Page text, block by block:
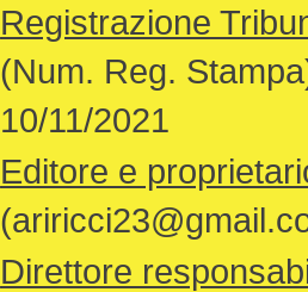
Registrazione
(Num. Reg.
10/11/2021
Editore e
Direttore